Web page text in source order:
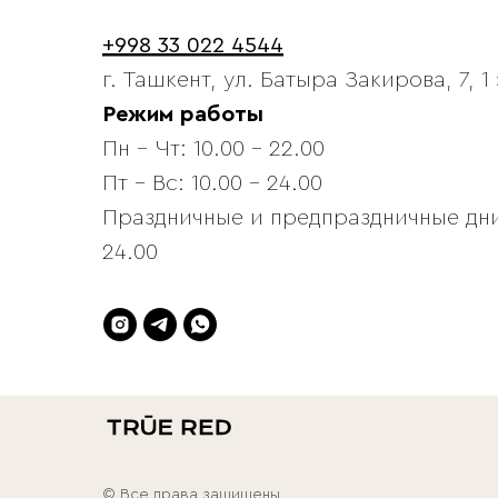
+998 33 022 4544
г. Ташкент, ул. Батыра Закирова, 7, 1
Режим работы
Пн - Чт: 10.00 - 22.00
Пт - Вс: 10.00 - 24.00
Праздничные и предпраздничные
24.00
© Все права защищены